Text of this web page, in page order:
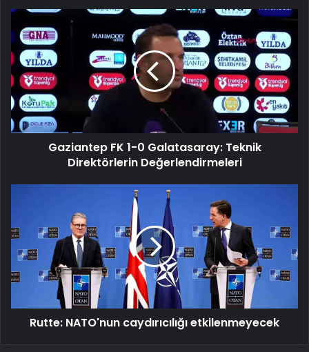
Gaziantep
FK
1-
0
Galatasaray:
Teknik
Direktörlerin
Değerlendirmeleri
Gaziantep FK 1-0 Galatasaray: Teknik
Direktörlerin Değerlendirmeleri
etkilenmeyecek
Rutte: NATO'nun caydırıcılığı etkilenmeyecek